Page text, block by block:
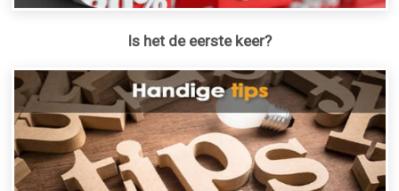
Is het de eerste keer?